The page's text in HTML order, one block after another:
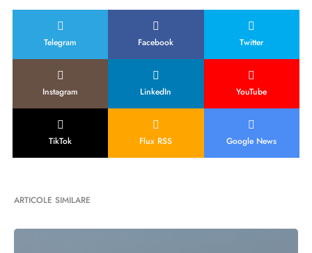
Telegram Facebook Twitter
Instagram LinkedIn YouTube
TikTok Flux RSS Google News
ARTICOLE SIMILARE